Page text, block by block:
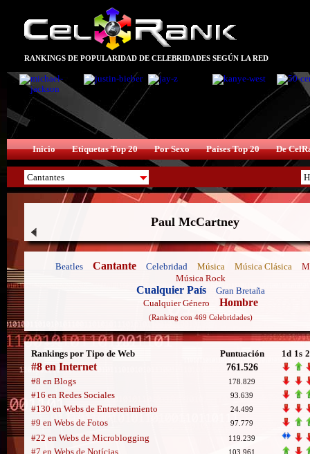
RANKINGS DE POPULARIDAD DE CELEBRIDADES SEGÚN LA RED
Inicio Etiquetas Top 20 Por Sexo Países Top 20 De
Paul McCartney
Beatles Cantante Celebridad Música Música Clásica
Música Rock
Cualquier País
Gran Bretaña
Cualquier Género
Hombre
(Ranking con 469 Celebridades)
Rankings por Tipo de Web Puntuación 1d 1s
#8 en Internet
761.526
#8 en Blogs
178.829
#16 en Redes Sociales 93.639
#130 en Webs de Entretenimiento 24.499
#9 en Webs de Fotos 97.779
#22 en Webs de Microblogging 119.239
#7 en Webs de Notícias 103.961